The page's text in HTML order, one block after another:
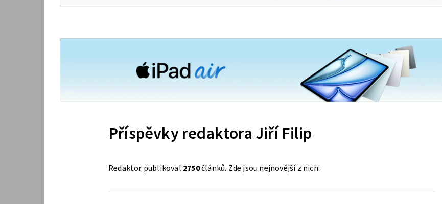
Příspěvky redaktora Jiří Filip
Redaktor publikoval 2750článků. Zde jsou nejnovější z nich: